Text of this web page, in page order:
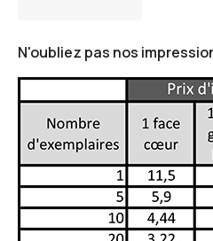
N'oubliez pas nos